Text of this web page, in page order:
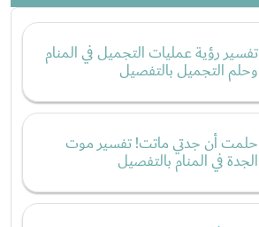
تفسير رؤية عمليات التجميل في المنام
وحلم التجميل بالتفصيل
حلمت أن جدتي ماتت! تفسير موت
الجدة في المنام بالتفصيل